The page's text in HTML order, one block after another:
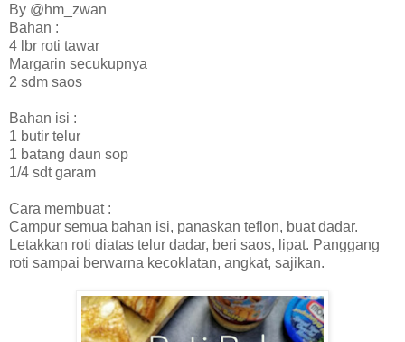
By @hm_zwan
Bahan :
4 lbr roti tawar
Margarin secukupnya
2 sdm saos
Bahan isi :
1 butir telur
1 batang daun sop
1/4 sdt garam
Cara membuat :
Campur semua bahan isi, panaskan teflon, buat dadar.
Letakkan roti diatas telur dadar, beri saos, lipat. Panggang
roti sampai berwarna kecoklatan, angkat, sajikan.